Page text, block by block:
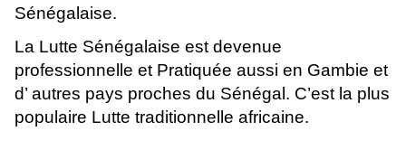
Sénégalaise.
La Lutte Sénégalaise est devenue
professionnelle et Pratiquée aussi en Gambie et
d’ autres pays proches du Sénégal. C’est la plus
populaire Lutte traditionnelle africaine.